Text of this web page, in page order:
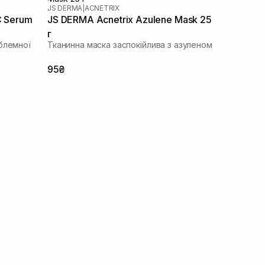
Serum
JS DERMA ACNETRIX
JS DERMA Acnetrix Azulene Mask 25
г
Тканинна маска заспокійлива з азуленом
95₴